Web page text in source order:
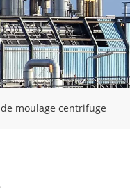
moulage centrifuge